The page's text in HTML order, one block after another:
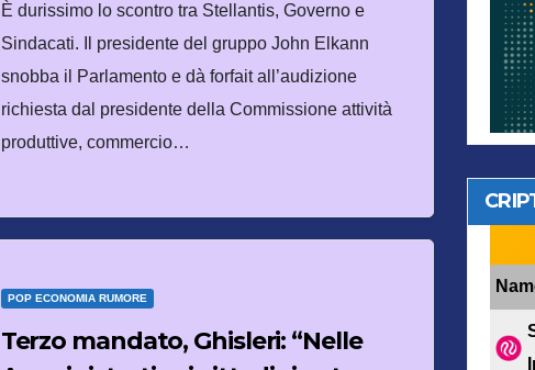
È durissimo lo scontro tra Stellantis, Governo e
Sindacati. Il presidente del gruppo John Elkann
snobba il Parlamento e dà forfait all’audizione
richiesta dal presidente della Commissione attività
produttive, commercio…
POP ECONOMIA RUMORE
Terzo mandato, Ghisleri: “Nelle